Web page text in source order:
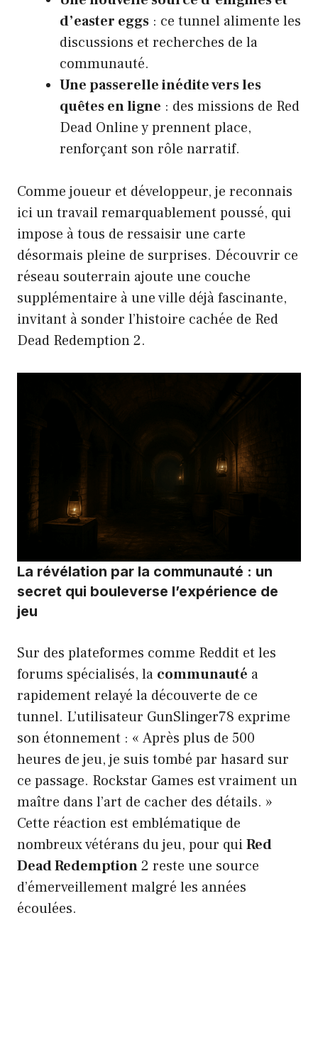
d’easter eggs : ce tunnel alimente les
discussions et recherches de la
communauté.
Une passerelle inédite vers les
quêtes en ligne : des missions de Red
Dead Online y prennent place,
renforçant son rôle narratif.
Comme joueur et développeur, je reconnais
ici un travail remarquablement poussé, qui
impose à tous de ressaisir une carte
désormais pleine de surprises. Découvrir ce
réseau souterrain ajoute une couche
supplémentaire à une ville déjà fascinante,
invitant à sonder l’histoire cachée de Red
Dead Redemption 2.
La révélation par la communauté : un
secret qui bouleverse l’expérience de
jeu
Sur des plateformes comme Reddit et les
forums spécialisés, la communauté a
rapidement relayé la découverte de ce
tunnel. L’utilisateur GunSlinger78 exprime
son étonnement : « Après plus de 500
heures de jeu, je suis tombé par hasard sur
ce passage. Rockstar Games est vraiment un
maître dans l’art de cacher des détails. »
Cette réaction est emblématique de
nombreux vétérans du jeu, pour quiRed
Dead Redemption2 reste une source
d’émerveillement malgré les années
écoulées.